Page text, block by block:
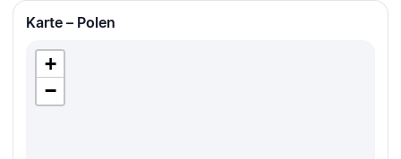
Karte – Polen
+
−